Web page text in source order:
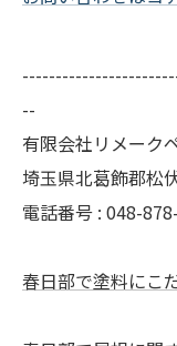
--
有限会社リメーク
埼玉県北葛飾郡松
電話番号 : 048-
春日部で塗料にこ